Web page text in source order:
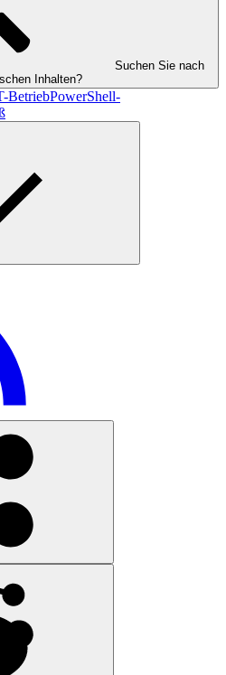
Suchen Sie nach
Inhalten?
BetriebPowerShell-